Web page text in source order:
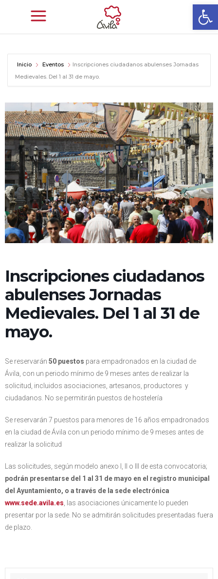
Inicio Eventos
Inscripciones ciudadanos abulenses Jornadas
Medievales. Del 1 al 31 de mayo.
Inscripciones ciudadanos
abulenses Jornadas
Medievales. Del 1 al 31 de
mayo.
Se reservarán 50 puestos para empadronados en la ciudad de
Ávila, con un periodo mínimo de 9 meses antes de realizar la
solicitud, incluidos asociaciones, artesanos, productores y
ciudadanos. No se permitirán puestos de hostelería
Se reservarán 7 puestos para menores de 16 años empadronados
en la ciudad de Ávila con un periodo mínimo de 9 meses antes de
realizar la solicitud
Las solicitudes, según modelo anexo I, II o III de esta convocatoria;
podrán presentarse del 1 al 31 de mayo en el registro municipal
del Ayuntamiento, o a través de la sede electrónica
www.sede.avila.es , las asociaciones únicamente lo pueden
presentar por la sede. No se admitirán solicitudes presentadas fuera
de plazo.